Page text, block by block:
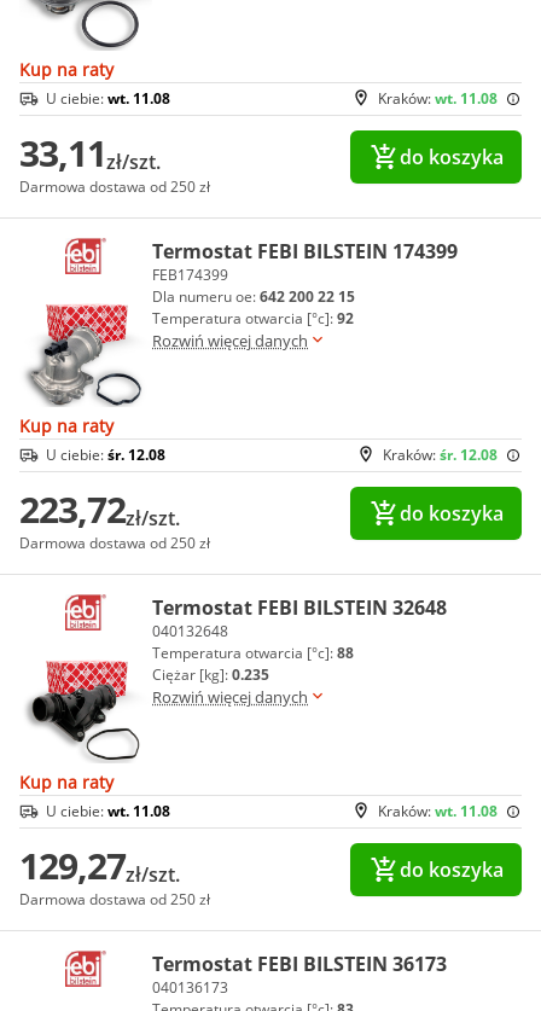
Kup na raty
Kraków:wt. 11.08
U ciebie:wt. 11.08
33,11zł/szt.
Darmowa dostawa od 250 zł
do koszyka
Termostat FEBI BILSTEIN 174399
FEB174399
Dla numeru oe:642 200 22 15
Temperatura otwarcia [°c]:92
Rozwiń więcej danych
Kup na raty
Kraków:śr. 12.08
U ciebie:śr. 12.08
223,72zł/szt.
Darmowa dostawa od 250 zł
do koszyka
Termostat FEBI BILSTEIN 32648
040132648
Temperatura otwarcia [°c]:88
Ciężar [kg]:0.235
Rozwiń więcej danych
Kup na raty
Kraków:wt. 11.08
U ciebie:wt. 11.08
129,27zł/szt.
Darmowa dostawa od 250 zł
do koszyka
Termostat FEBI BILSTEIN 36173
040136173